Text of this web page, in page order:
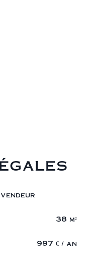
38 m²
997 € / an